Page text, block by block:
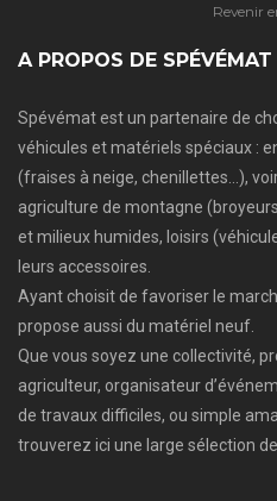
A PROPOS DE SPÉVÉMAT
Spévémat est un partenaire de
véhicules et matériels spéciaux :
(fraises à neige, chenillettes…),
agriculture de montagne
et milieux humides, loisirs
leurs accessoires.
Ayant choisit de favoriser le
propose aussi du matériel neuf.
Que vous soyez une collectivité,
agriculteur, organisateur
de travaux difficiles, ou simple
trouverez ici une large sélection
Revenir